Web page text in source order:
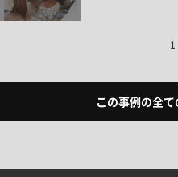
この事例の全